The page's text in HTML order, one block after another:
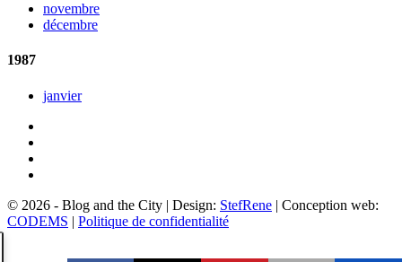
novembre
décembre
1987
janvier
© 2026 - Blog and the City | Design: StefRene | Conception web:
CODEMS | Politique de confidentialité